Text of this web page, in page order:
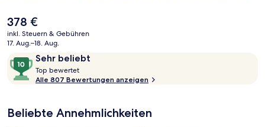
entfernt: New England Aquarium und Paul Revere House. Das
hilfsbereite Personal und die fußgängerfreundliche Lage erhalten
gute Bewertungen von anderen Reisenden. Die öffentlichen
Verkehrsmittel sind nur einen kurzen Fußmarsch entfernt: Zur
Aquarium sind es 7 Minuten und zur U-Bahn-Station Haymarket 12
Minuten.
Der
aktuelle
Preis
378 €.
378 €
inkl. Steuern & Gebühren
17. Aug.–18. Aug.
Bewertungen
Sehr beliebt
10
von
10,
beliebt
Top bewertet
o
b
Alle 807 Bewertungen anzeigen
Beliebte Annehmlichkeiten